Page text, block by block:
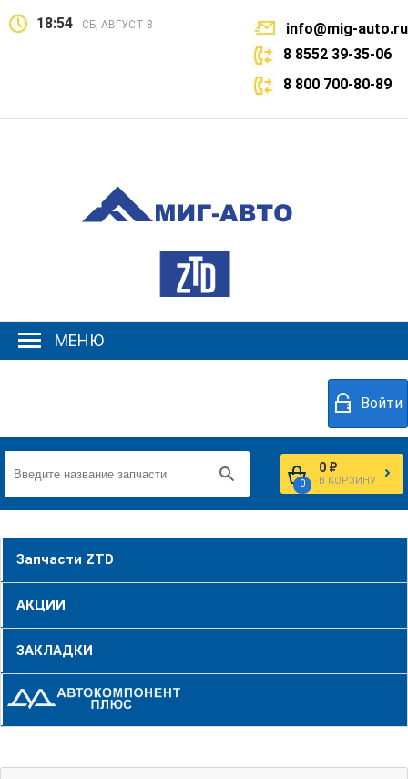
18:54 СБ, АВГУСТ 8
info@mig-auto.ru
8 8552 39-35-06
8 800 700-80-89
МЕНЮ
Войти
0
0 ₽
В КОРЗИНУ
Запчасти ZTD
АКЦИИ
ЗАКЛАДКИ